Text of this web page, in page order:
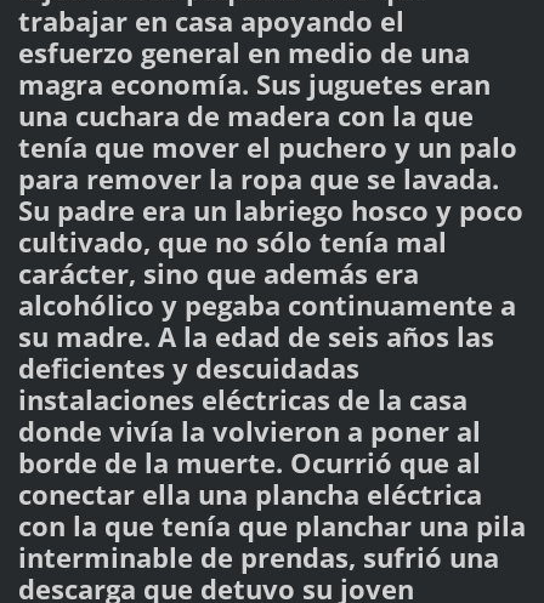
trabajar en casa apoyando el
esfuerzo general en medio de una
magra economía. Sus juguetes eran
una cuchara de madera con la que
tenía que mover el puchero y un palo
para remover la ropa que se lavada.
Su padre era un labriego hosco y poco
cultivado, que no sólo tenía mal
carácter, sino que además era
alcohólico y pegaba continuamente a
su madre. A la edad de seis años las
deficientes y descuidadas
instalaciones eléctricas de la casa
donde vivía la volvieron a poner al
borde de la muerte. Ocurrió que al
conectar ella una plancha eléctrica
con la que tenía que planchar una pila
interminable de prendas, sufrió una
descarga que detuvo su joven